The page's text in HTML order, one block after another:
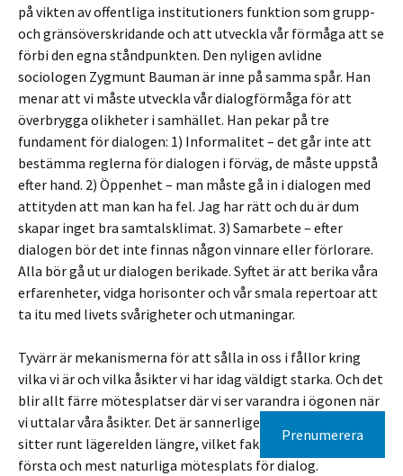
på vikten av offentliga institutioners funktion som grupp-
och gränsöverskridande och att utveckla vår förmåga att se
förbi den egna ståndpunkten. Den nyligen avlidne
sociologen Zygmunt Bauman är inne på samma spår. Han
menar att vi måste utveckla vår dialogförmåga för att
överbrygga olikheter i samhället. Han pekar på tre
fundament för dialogen: 1) Informalitet – det går inte att
bestämma reglerna för dialogen i förväg, de måste uppstå
efter hand. 2) Öppenhet – man måste gå in i dialogen med
attityden att man kan ha fel. Jag har rätt och du är dum
skapar inget bra samtalsklimat. 3) Samarbete – efter
dialogen bör det inte finnas någon vinnare eller förlorare.
Alla bör gå ut ur dialogen berikade. Syftet är att berika våra
erfarenheter, vidga horisonter och vår smala repertoar att
ta itu med livets svårigheter och utmaningar.
Tyvärr är mekanismerna för att sålla in oss i fållor kring
vilka vi är och vilka åsikter vi har idag väldigt starka. Och det
blir allt färre mötesplatser där vi ser varandra i ögonen när
vi uttalar våra åsikter. Det är sannerligen inte så ofta vi
sitter runt lägerelden längre, vilket faktiskt är människans
första och mest naturliga mötesplats för dialog.
Prenumerera